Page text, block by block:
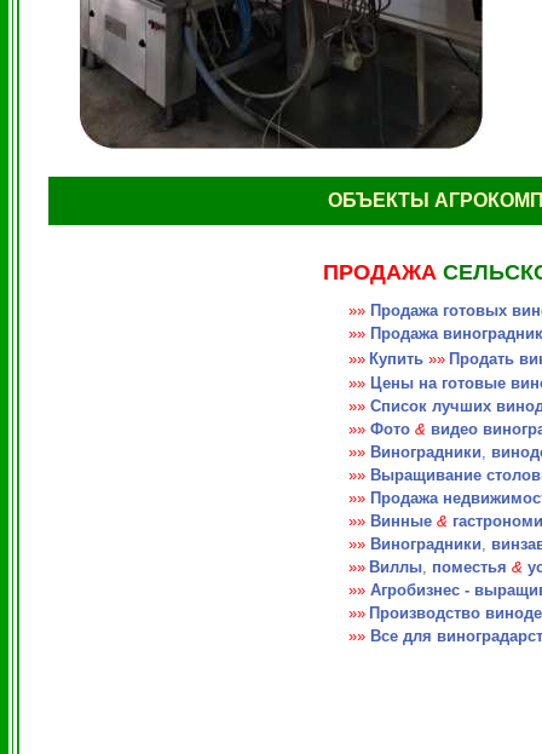
ОБЪЕКТЫ
ПРОДАЖА
»» Продажа готовых
»» Продажа
»» Купить »» Продать
»» Цены на готовые
»» Список лучших
»» Фото& видео
»» Виноградники,
»» Выращивание
»» Продажа
»» Винные&
»» Виноградники,
»» Виллы, поместья&
»» Агробизнес -
»» Производство
»» Все для